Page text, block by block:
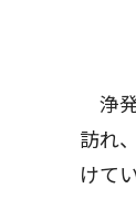
浄発
訪れ
けて